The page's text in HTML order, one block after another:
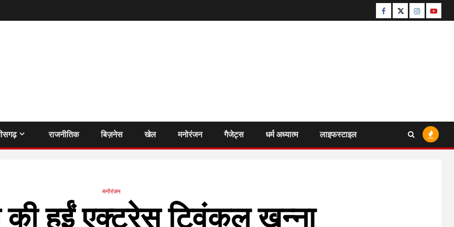
Facebook
TwitterInstagram
राजनीतिक बिज़नेस खेल मनोरंजन गैजेट्स धर्म अध्यात्म लाइफस्टाइल
मनोरंजन
हुईं एक्ट्रेस ट्विंकल खन्ना